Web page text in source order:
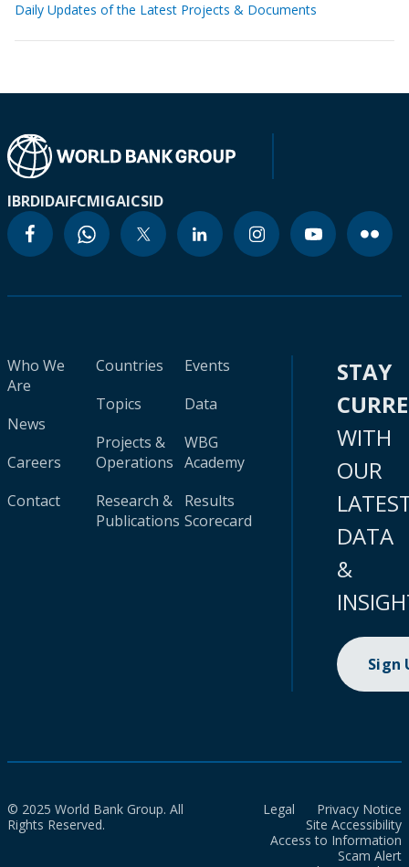
Daily Updates of the Latest Projects & Documents
IBRDIDAIFCMIGAICSID
Who We
Are
News
Careers
Contact
Countries
Topics
Projects &
Operations
Research &
Publications
Events
Data
WBG
Academy
Results
Scorecard
STAY
WITH
OUR
DATA
&
Sign
© 2025 World Bank Group. All
Rights Reserved.
Legal
Privacy Notice
Site Accessibility
Access to Information
Scam Alert